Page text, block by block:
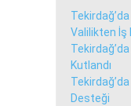
Valilikten İş
Kutlandı
Desteği